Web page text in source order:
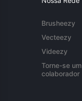
Brusheezy
Vecteezy
Videezy
Torne-se um
colaborador